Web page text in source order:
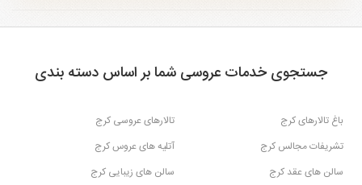
جستجوی خدمات عروسی شما بر اساس دسته بندی
باغ تالارهای کرج
تالارهای عروسی کرج
تشریفات مجالس کرج
آتلیه های عروس کرج
سالن های عقد کرج
سالن های زیبایی کرج